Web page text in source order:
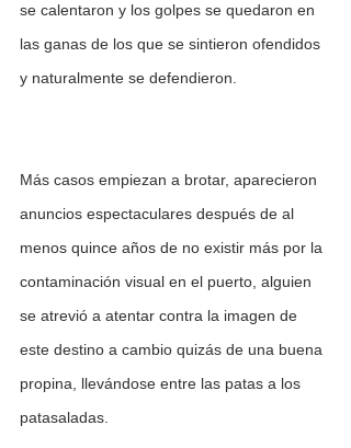
se calentaron y los golpes se quedaron en
las ganas de los que se sintieron ofendidos
y naturalmente se defendieron.
Más casos empiezan a brotar, aparecieron
anuncios espectaculares después de al
menos quince años de no existir más por la
contaminación visual en el puerto, alguien
se atrevió a atentar contra la imagen de
este destino a cambio quizás de una buena
propina, llevándose entre las patas a los
patasaladas.